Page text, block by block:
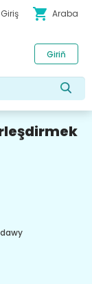
shopping_cart Araba
Giriň